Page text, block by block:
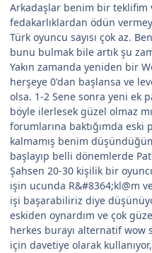
Arkadaşlar benim bir teklifim
fedakarlıklardan ödün
Türk oyuncu sayısı çok az.
bunu bulmak bile artık şu
Yakın zamanda yeniden bir
herşeye 0'dan başlansa ve
olsa. 1-2 Sene sonra yeni ek
böyle ilerlesek güzel olmaz
forumlarına baktığımda
kalmamış benim
başlayıp belli dönemlerde
Şahsen 20-30 kişilik bir
işin ucunda R&#8364;kl@m
işi başarabiliriz diye
eskiden oynardım ve çok
herkes burayı alternatif wow
için davetiye olarak